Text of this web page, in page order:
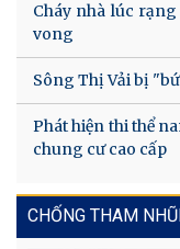
Cháy nhà lúc
vong
Sông Thị Vải bị
Phát hiện thi thể
chung cư cao cấp
CHỐNG THAM